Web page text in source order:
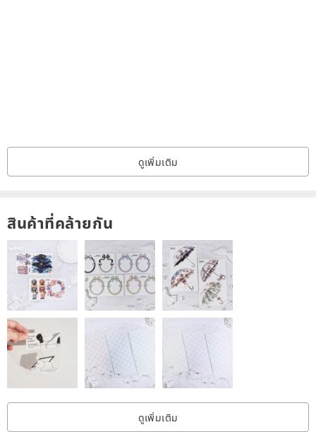
This doll is handmade, original, unique and inimitable. But she's not
all depends on your monitor settings.
The doll will be neatly packed in a gift box.
Send all by standard small parcel by Belarus Post, deliver within 20-
60 business days with tracking number.
Shop rules:
I do not accept returns, exchanges.
If you have any questions about a product, be sure to contact me
before buying.
But if you (the buyer) insist on a return, then sending the parcel
ดูเพิ่มเติม
สินค้าที่คล้ายกัน
ดูเพิ่มเติม